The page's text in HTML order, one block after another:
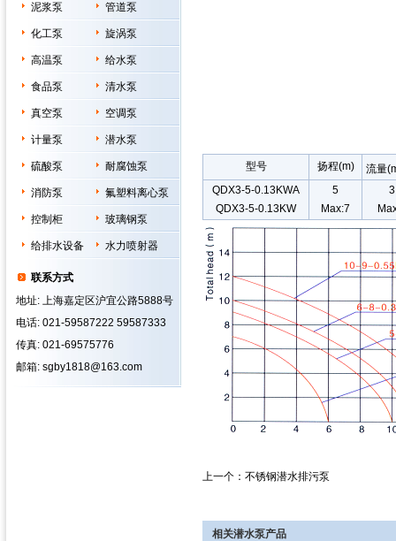
泥浆泵 管道泵
化工泵 旋涡泵
高温泵 给水泵
食品泵 清水泵
真空泵 空调泵
计量泵 潜水泵
硫酸泵 耐腐蚀泵
消防泵 氟塑料离心泵
控制柜 玻璃钢泵
给排水设备 水力喷射器
联系方式
地址: 上海嘉定区沪宜公路5888号
电话: 021-59587222 59587333
传真: 021-69575776
邮箱: sgby1818@163.com
型号 扬程(m)
流量
QDX3-5-0.13KWA
QDX3-5-0.13KW
5
Max:7
3
上一个： 不锈钢潜水排污泵
相关潜水泵产品